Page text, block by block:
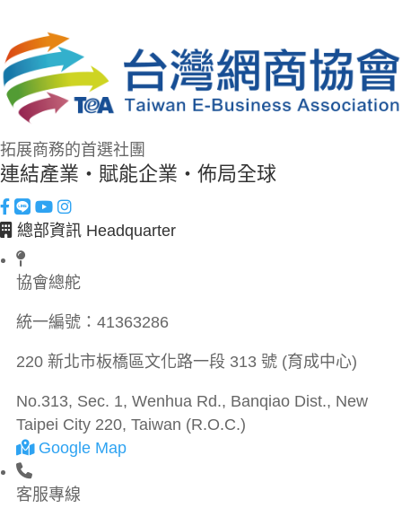
拓展商務的首選社團
連結產業・賦能企業・佈局全球
總部資訊 Headquarter
協會總舵
統一編號： 41363286
220 新北市板橋區文化路一段 313 號 (育成中心)
No.313, Sec. 1, Wenhua Rd., Banqiao Dist., New
Taipei City 220, Taiwan (R.O.C.)
Google Map
客服專線